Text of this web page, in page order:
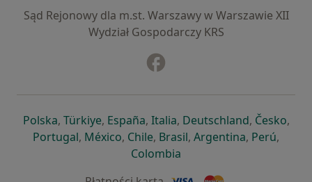
Sąd Rejonowy dla m.st. Warszawy w Warszawie XII
Wydział Gospodarczy KRS
Polskaotwiera się w nowej karcie
, Türkiyeotwiera się w nowej karcie
, Españaotwiera się w nowej karcie
, Italiaotwiera się w nowej
, Deutschlandotwiera się
, Česko,
Portugalotwiera się w nowej karcie
, Méxicootwiera się w nowej karcie
, Chileotwiera się w nowej karcie
, Brasilotwiera się w nowej
, Argentinaotwiera się
, Perú,
Colombia